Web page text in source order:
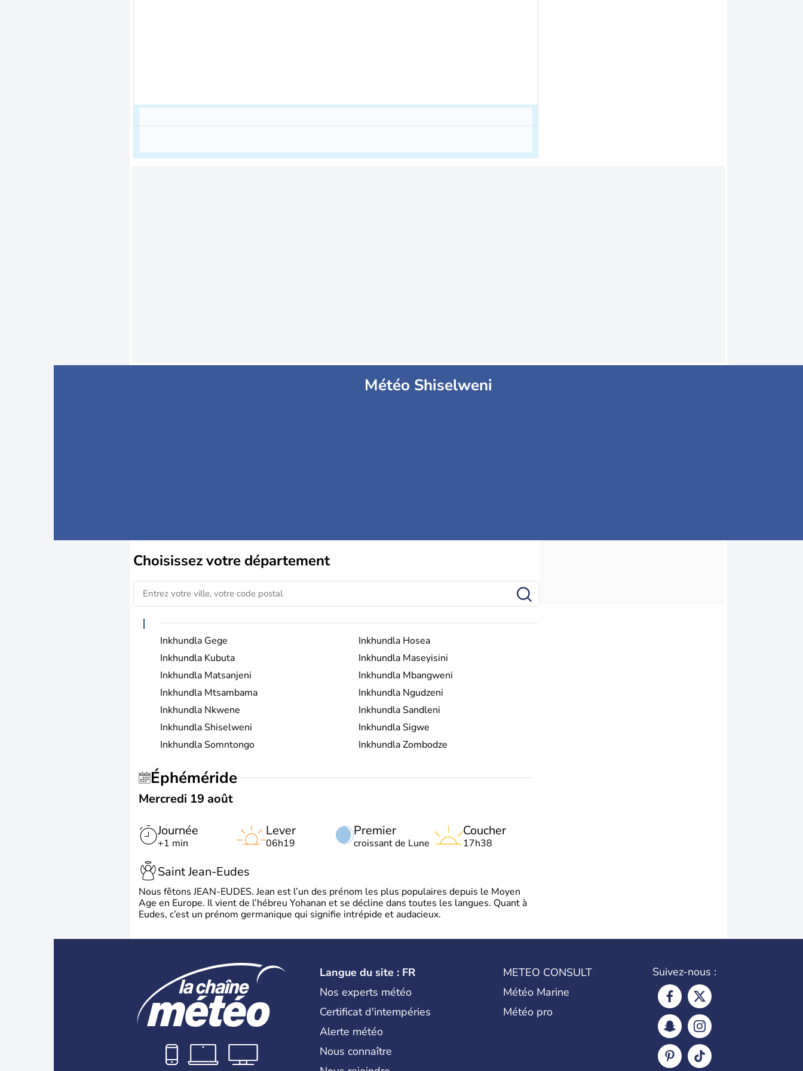
Météo Shiselweni
Choisissezvotre département
I
Inkhundla Gege
Inkhundla Hosea
Inkhundla Kubuta
Inkhundla Maseyisini
Inkhundla Matsanjeni
Inkhundla Mbangweni
Inkhundla Mtsambama
Inkhundla Ngudzeni
Inkhundla Nkwene
Inkhundla Sandleni
Inkhundla Shiselweni
Inkhundla Sigwe
Inkhundla Somntongo
Inkhundla Zombodze
Éphéméride
Mercredi 19 août
Journée
+1 min
Premier
croissant de Lune
Lever
06h19
Coucher
17h38
Saint Jean-Eudes
Nous fêtons JEAN-EUDES. Jean est l’un des prénom les plus populaires depuis le Moyen
Age en Europe. Il vient de l’hébreu Yohanan et se décline dans toutes les langues. Quant à
Eudes, c’est un prénom germanique qui signifie intrépide et audacieux.
Langue du site : FR
Nos experts météo
Certificat d'intempéries
Alerte météo
Nous connaître
METEO CONSULT
Météo Marine
Météo pro
Suivez-nous :